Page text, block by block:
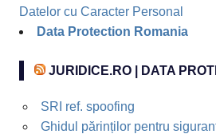
Datelor cu Caracter Personal
Data Protection Romania
JURIDICE.RO | DATA
SRI ref. spoofing
Ghidul părinților pentru